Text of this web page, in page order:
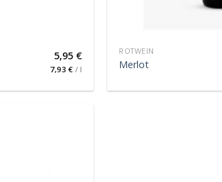
5,95 €
7,93 € / l
ROTWEIN
Merlot